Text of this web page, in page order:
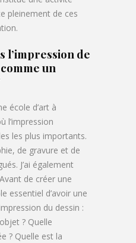
pleinement de ces
l’impression de
un
école d’art à
l’impression
les plus importants.
de gravure et de
J’ai également
de créer une
essentiel d’avoir une
du dessin :
? Quelle
? Quelle est la